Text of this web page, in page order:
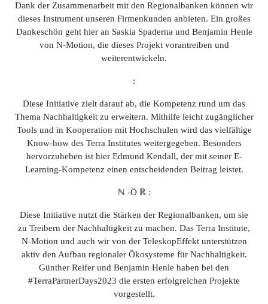
Dank der Zusammenarbeit mit den Regionalbanken können wir
dieses Instrument unseren Firmenkunden anbieten. Ein großes
Dankeschön geht hier an Saskia Spaderna und Benjamin Henle
von N-Motion, die dieses Projekt vorantreiben und
weiterentwickeln.
:
Diese Initiative zielt darauf ab, die Kompetenz rund um das
Thema Nachhaltigkeit zu erweitern. Mithilfe leicht zugänglicher
Tools und in Kooperation mit Hochschulen wird das vielfältige
Know-how des Terra Institutes weitergegeben. Besonders
hervorzuheben ist hier Edmund Kendall, der mit seiner E-
Learning-Kompetenz einen entscheidenden Beitrag leistet.
ℕ -Ö ℝ :
Diese Initiative nutzt die Stärken der Regionalbanken, um sie
zu Treibern der Nachhaltigkeit zu machen. Das Terra Institute,
N-Motion und auch wir von der TeleskopEffekt unterstützen
aktiv den Aufbau regionaler Ökosysteme für Nachhaltigkeit.
Günther Reifer und Benjamin Henle haben bei den
#TerraPartnerDays2023 die ersten erfolgreichen Projekte
vorgestellt.